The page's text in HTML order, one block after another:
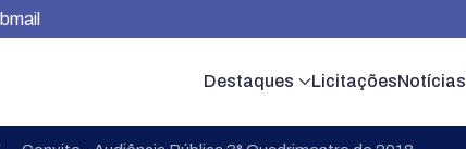
Destaques LicitaçõesNotícias